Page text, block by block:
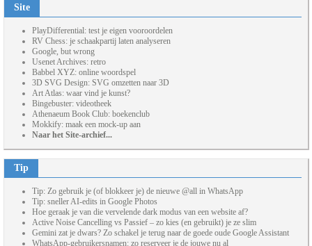
Site
PlayDifferential: test je eigen vooroordelen
RV Chess: je schaakpartij laten analyseren
Google, but wrong
Usenet Archives: retro
Babbel XYZ: online woordspel
3D SVG Design: SVG omzetten naar 3D
Art Atlas: waar vind je kunst?
Bingebuster: videotheek
Athenaeum Book Club: boekenclub
Mokkify: maak een mock-up aan
Naar het Site-archief...
Tip
Tip: Zo gebruik je (of blokkeer je) de nieuwe @all in WhatsApp
Tip: sneller AI-edits in Google Photos
Hoe geraak je van die vervelende dark modus van een website af?
Active Noise Cancelling vs Passief – zo kies (en gebruikt) je ze slim
Gemini zat je dwars? Zo schakel je terug naar de goede oude Google Assistant
WhatsApp-gebruikersnamen: zo reserveer je de jouwe nu al